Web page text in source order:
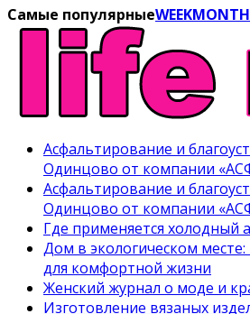
Самые популярныеWEEKMONTH
Асфальтирование и
Одинцово от компании
Асфальтирование и
Одинцово от компании
Где применяется холодный
Дом в экологическом
для комфортной жизни
Женский журнал о моде и
Изготовление вязаных